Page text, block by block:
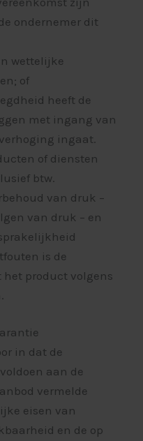
ondernemer dit
wettelijke
of
heeft de
met ingang van
ingaat.
of diensten
btw.
van druk –
van druk – en
is de
product volgens
in dat de
aan de
vermelde
eisen van
en de op